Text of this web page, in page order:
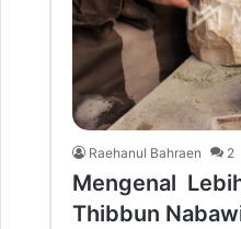
Raehanul Bahraen 2
Mengenal
Thibbun